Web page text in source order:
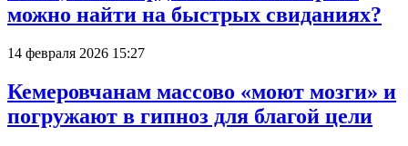
можно найти на быстрых свиданиях?
14 февраля 2026 15:27
Кемеровчанам массово «моют мозги» и
погружают в гипноз для благой цели